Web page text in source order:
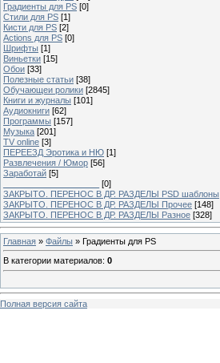
Градиенты для PS [0]
Стили для PS [1]
Кисти для PS [2]
Actions для PS [0]
Шрифты [1]
Виньетки [15]
Обои [33]
Полезные статьи [38]
Обучающеи ролики [2845]
Книги и журналы [101]
Аудиокниги [62]
Программы [157]
Музыка [201]
TV online [3]
ПЕРЕЕЗД Эротика и НЮ [1]
Развлечения / Юмор [56]
Заработай [5]
[0]
ЗАКРЫТО. ПЕРЕНОС В ДР. РАЗДЕЛЫ PSD шаблоны
ЗАКРЫТО. ПЕРЕНОС В ДР. РАЗДЕЛЫ Прочее [148]
ЗАКРЫТО. ПЕРЕНОС В ДР. РАЗДЕЛЫ Разное [328]
Главная » Файлы » Градиенты для PS
В категории материалов: 0
Полная версия сайта